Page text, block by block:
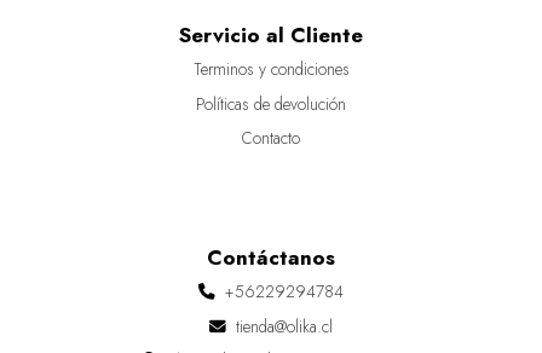
Servicio al Cliente
Terminos y condiciones
Políticas de devolución
Contacto
Contáctanos
+56229294784
tienda@olika.cl